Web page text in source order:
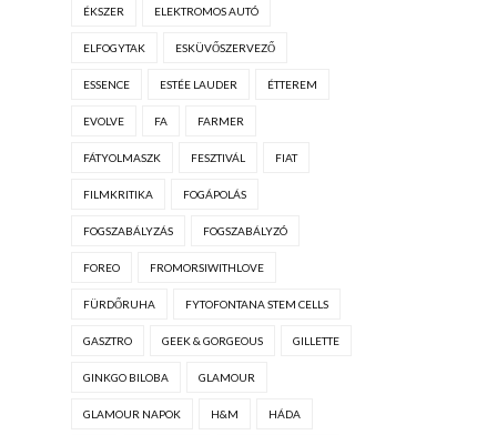
ÉKSZER ELEKTROMOS AUTÓ
ELFOGYTAK ESKÜVŐSZERVEZŐ
ESSENCE ESTÉE LAUDER ÉTTEREM
EVOLVE FA FARMER
FÁTYOLMASZK FESZTIVÁL FIAT
FILMKRITIKA FOGÁPOLÁS
FOGSZABÁLYZÁS FOGSZABÁLYZÓ
FOREO FROMORSIWITHLOVE
FÜRDŐRUHA FYTOFONTANA STEM CELLS
GASZTRO GEEK & GORGEOUS GILLETTE
GINKGO BILOBA GLAMOUR
GLAMOUR NAPOK H&M HÁDA